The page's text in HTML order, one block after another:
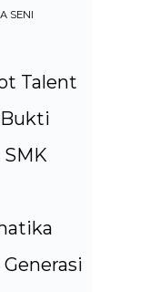
SENI
Talent
SMK